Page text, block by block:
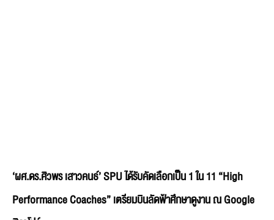
‘ผศ.ดร.ศิวพร เสาวคนธ์’ SPU ได้รับคัดเลือกเป็น 1 ใน 11 “High
Performance Coaches” เตรียมบินลัดฟ้าศึกษาดูงาน ณ Google